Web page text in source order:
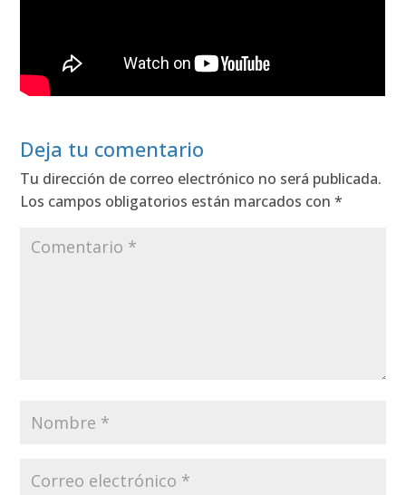
Deja tu comentario
Tu dirección de correo electrónico no será publicada.
Los campos obligatorios están marcados con*